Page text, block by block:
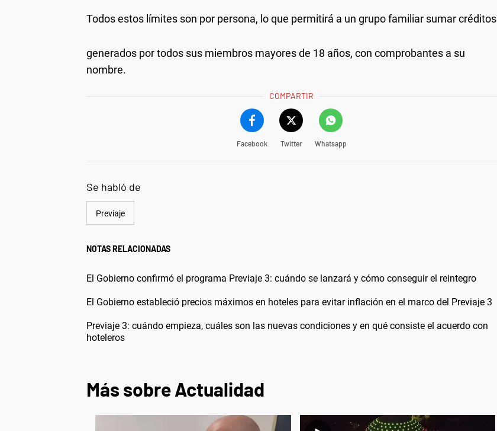
Todos estos límites son por persona, lo que permitirá a un grupo familiar sumar créditos
generados por todos sus miembros mayores de 18 años, con comprobantes a su
nombre.
COMPARTIR
Facebook Twitter Whatsapp
Se habló de
Previaje
NOTAS RELACIONADAS
El Gobierno confirmó el programa Previaje 3: cuándo se lanzará y cómo conseguir el reintegro
El Gobierno estableció precios máximos en hoteles para evitar inflación en el marco del Previaje 3
Previaje 3: cuándo empieza, cuáles son las nuevas condiciones y en qué consiste el acuerdo con
hoteleros
Más sobre Actualidad